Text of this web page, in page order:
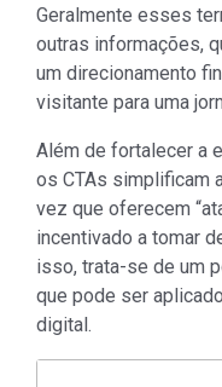
Geralmente esses
outras informações,
um direcionamento
visitante para uma
Além de fortalecer a
os CTAs simplificam
vez que oferecem
incentivado a tomar
isso, trata-se de um
que pode ser
digital.